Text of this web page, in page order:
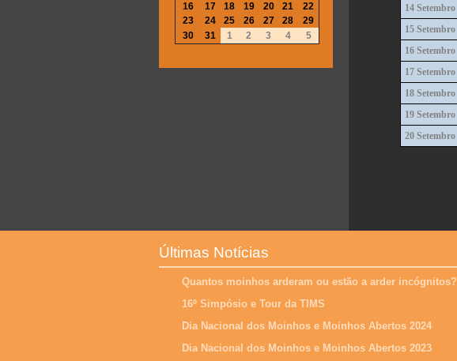
14 Setembro
15 Setembro
16 Setembro
17 Setembro
18 Setembro
19 Setembro
20 Setembro
16
17 18 19 20 21
22
23
24 25 26 27 28
29
30
31 1 2 3 4 5
Últimas Notícias
Quantos moinhos arderam ou estão a arder incógnitos?
16º Simpósio e Tour da TIMS
Dia Nacional dos Moinhos e Moinhos Abertos 2024
Dia Nacional dos Moinhos e Moinhos Abertos 2023